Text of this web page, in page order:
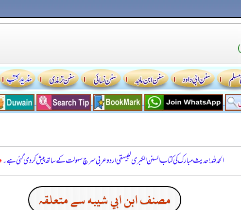
الحمدللہ! حدیث مبارک کی کتاب السنن الكبرى للبيهقي اردو عربی سرچ سہولت کے ساتھ پیش کر دی گئی ہے۔
مصنف ابن ابي شيبه سے متعلقہ